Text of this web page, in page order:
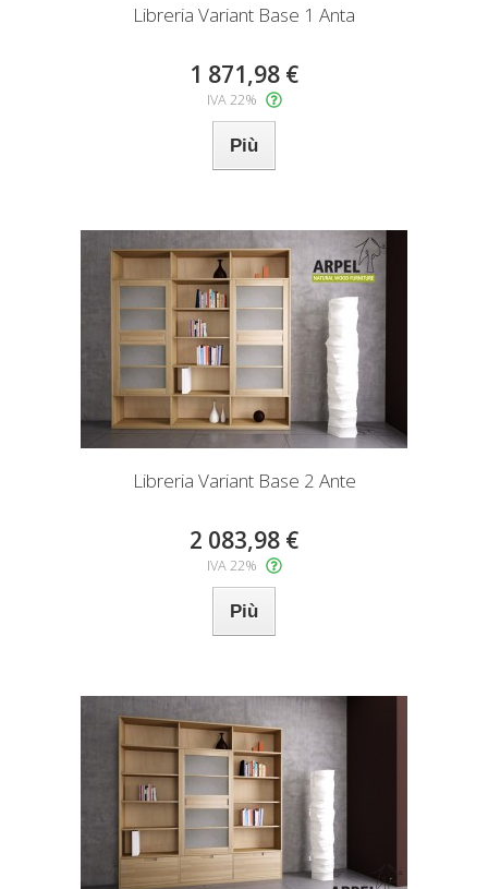
Libreria Variant Base 1 Anta
1 871,98 €
IVA 22%
Più
Libreria Variant Base 2 Ante
2 083,98 €
IVA 22%
Più